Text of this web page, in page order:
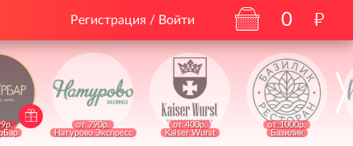
0 "
Регистрация / Войти
от 790р.
Натурово Экспресс
от 400р.
Kaiser Wurst
от 1000р.
Базилик